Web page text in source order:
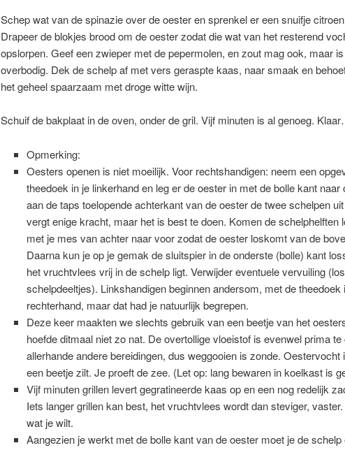
Schep wat van de spinazie over de oester en sprenkel er een snuifje
Drapeer de blokjes brood om de oester zodat die wat van het resterend
opslorpen. Geef een zwieper met de pepermolen, en zout mag ook, maar
overbodig. Dek de schelp af met vers geraspte kaas, naar smaak en
het geheel spaarzaam met droge witte wijn.
Schuif de bakplaat in de oven, onder de gril. Vijf minuten is al genoeg.
Opmerking:
Oesters openen is niet moeilijk. Voor rechtshandigen: neem een
theedoek in je linkerhand en leg er de oester in met de bolle kant naar
aan de taps toelopende achterkant van de oester de twee schelpen
vergt enige kracht, maar het is best te doen. Komen de schelphelften
met je mes van achter naar voor zodat de oester loskomt van de
Daarna kun je op je gemak de sluitspier in de onderste (bolle) kant
het vruchtvlees vrij in de schelp ligt. Verwijder eventuele vervuiling
schelpdeeltjes). Linkshandigen beginnen andersom, met de theedoek
rechterhand, maar dat had je natuurlijk begrepen.
Deze keer maakten we slechts gebruik van een beetje van het
hoefde ditmaal niet zo nat. De overtollige vloeistof is evenwel prima te
allerhande andere bereidingen, dus weggooien is zonde. Oestervocht
een beetje zilt. Je proeft de zee. (Let op: lang bewaren in koelkast is
Vijf minuten grillen levert gegratineerde kaas op en een nog redelijk
Iets langer grillen kan best, het vruchtvlees wordt dan steviger,
wat je wilt.
Aangezien je werkt met de bolle kant van de oester moet je de schelp